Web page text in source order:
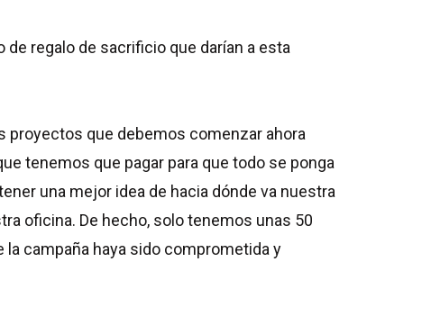
regalo de sacrificio que darían a esta
proyectos que debemos comenzar ahora
tenemos que pagar para que todo se ponga
una mejor idea de hacia dónde va nuestra
oficina. De hecho, solo tenemos unas 50
campaña haya sido comprometida y